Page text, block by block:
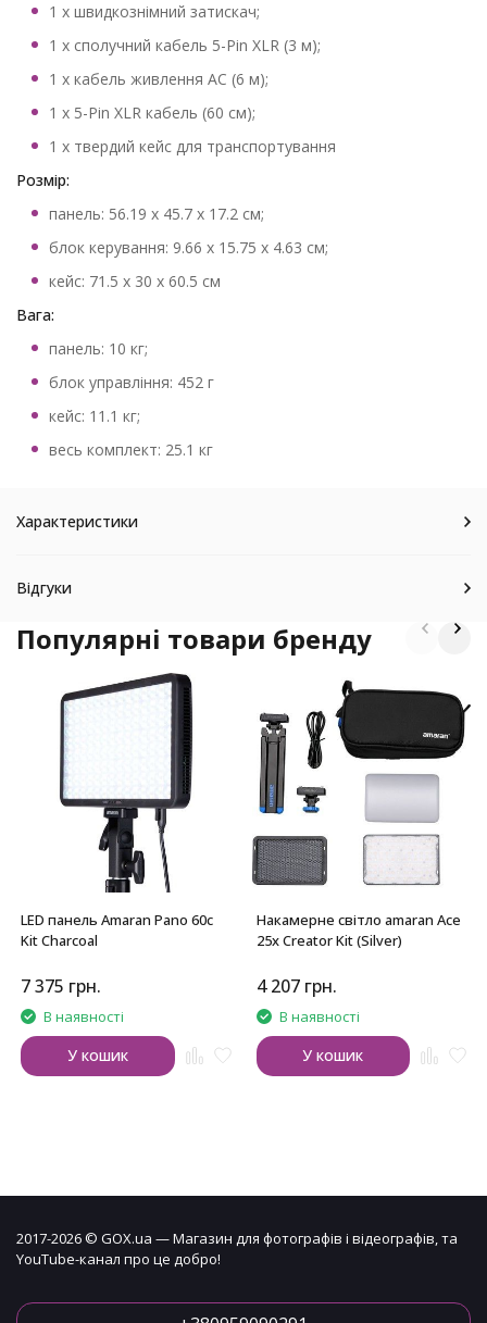
1 х швидкознімний затискач;
1 x сполучний кабель 5-Pin XLR (3 м);
1 x кабель живлення AC (6 м);
1 х 5-Pin XLR кабель (60 см);
1 х твердий кейс для транспортування
Розмір:
панель: 56.19 x 45.7 x 17.2 см;
блок керування: 9.66 x 15.75 x 4.63 см;
кейс: 71.5 х 30 х 60.5 см
Вага:
панель: 10 кг;
блок управління: 452 г
кейс: 11.1 кг;
весь комплект: 25.1 кг
Характеристики
Відгуки
Популярні товари бренду
LED панель Amaran Pano 60c
Kit Charcoal
7 375 грн.
В наявності
У кошик
Накамерне світло amaran Ace
25x Creator Kit (Silver)
4 207 грн.
В наявності
У кошик
2017-2026 © GOX.ua — Магазин для фотографів і відеографів, та
YouTube-канал про це добро!